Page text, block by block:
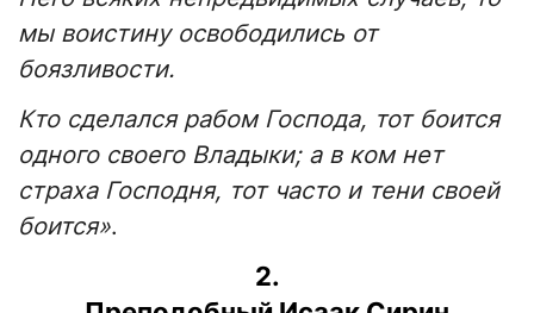
мы воистину освободились от
боязливости.
Кто сделался рабом Господа, тот боится
одного своего Владыки; а в ком нет
страха Господня, тот часто и тени своей
боится».
2.